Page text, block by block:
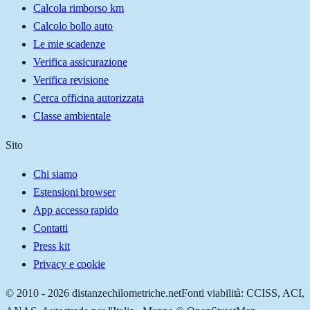
Calcola rimborso km
Calcolo bollo auto
Le mie scadenze
Verifica assicurazione
Verifica revisione
Cerca officina autorizzata
Classe ambientale
Sito
Chi siamo
Estensioni browser
App accesso rapido
Contatti
Press kit
Privacy e cookie
© 2010 - 2026 distanzechilometriche.netFonti viabilità: CCISS, ACI,